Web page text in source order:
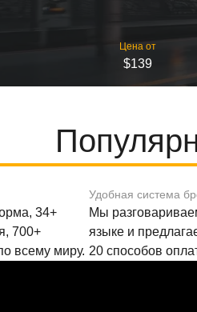
Цена от
$139
34+
700+
всему миру.
Удобная система
Мы
языке и
20 способов